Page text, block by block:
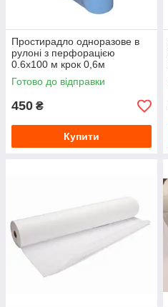
Простирадло одноразове в
рулоні з перфорацією
0.6х100 м крок 0,6м
Готово до відправки
450 ₴
Купити